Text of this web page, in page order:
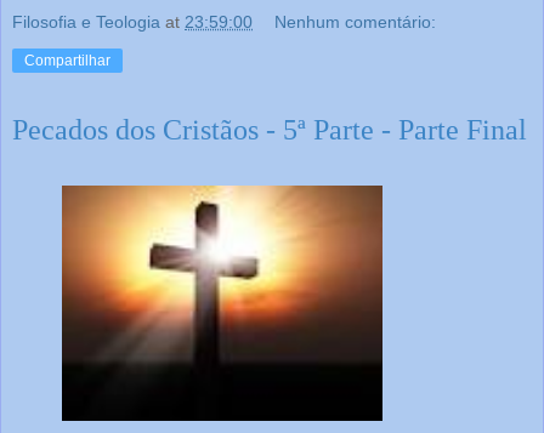
Filosofia e Teologia at 23:59:00 Nenhum comentário:
Compartilhar
Pecados dos Cristãos - 5ª Parte - Parte Final